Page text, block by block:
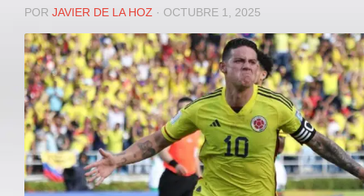
DEPARTAMENTAL
Internacional
OPINIÓN
Contactenos
facebook
Twitter
Instagram
POR JAVIER DE LA HOZ · OCTUBRE 1, 2025